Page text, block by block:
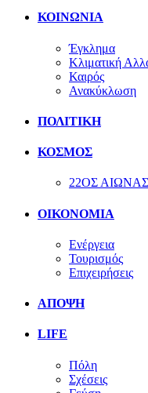
ΚΟΙΝΩΝΙΑ
Έγκλημα
Κλιματική
Καιρός
Ανακύκλωση
ΠΟΛΙΤΙΚΗ
ΚΟΣΜΟΣ
22ΟΣ ΑΙΩΝΑΣ
ΟΙΚΟΝΟΜΙΑ
Ενέργεια
Τουρισμός
Επιχειρήσεις
ΑΠΟΨΗ
LIFE
Πόλη
Σχέσεις